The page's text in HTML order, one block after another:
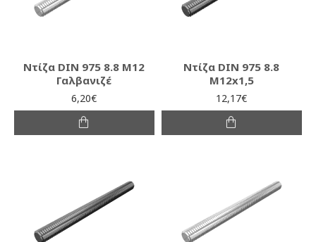
Ντίζα DIN 975 8.8 M12
Γαλβανιζέ
6,20€
Ντίζα DIN 975 8.8
M12x1,5
12,17€